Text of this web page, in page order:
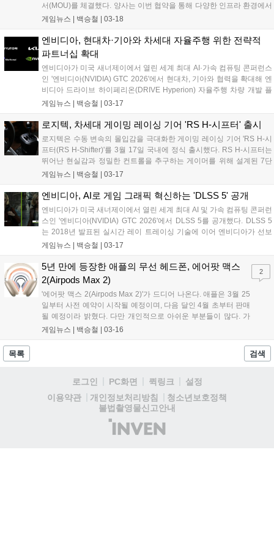
서(MOU)를 체결했다. 양사는 이번 협약을 통해 다양한 인프라 환경에서
AI 기술이 유기적으로 연결되는 생태계를 구축하고, 기술 유연성을 높여
바X'에 최적화된 고성능 GPU 연산 환경 구축을 위한 기술 협력을 강화
하고 이를 통해 AI 모델을 안정적으로 운영할 수 있는 인프라 기술을 공
동으로 고도화해 나간다는 계획이다....
게임뉴스 | 백승철 03-18
엔비디아, 현대차·기아와 차세대 자율주행 위한 전략적
파트너십 확대
엔비디아가 미국 새너제이에서 열린 세계 최대 AI·가속 컴퓨팅 콘퍼런스
인 '엔비디아(NVIDIA) GTC 2026'에서 현대차, 기아와 협력을 확대해 엔
비디아 드라이브 하이페리온(DRIVE Hyperion) 자율주행 차량 개발 플
랫폼을 기반으로 한 차세대 자율주행 기술 발전을 가속화한다고 밝혔다.
량(SDV) 역량, 글로벌 차량 플릿, 자율주행 개발 전문성과 엔비디아의
가속 컴퓨팅, AI 인프라, 자율주행 소프트웨어를 결합한다. 이를 통해 현
대차그룹 차량 플랫폼 전반에 걸쳐 확장 가능한 데이터 기반 자율주행
시스템 개발을 지원하는 것을 목표로 한다....
게임뉴스 | 백승철 03-17
로지텍, 차세대 게이밍 레이싱 기어 'RS H-시프터' 출시
로지텍은 수동 변속의 몰입감을 극대화한 게이밍 레이싱 기어 'RS H-시
프터(RS H-Shifter)'를 3월 17일 국내에 정식 출시했다. RS H-시프터는
뛰어난 현실감과 정밀한 컨트롤을 추구하는 게이머를 위해 설계된 7단
+후진 수동 시프터로, 실제 H-패턴 기어박스에 가까운 변속 감각을 구현
작감을 제공하며, 다양한 레이싱 장르에서 보다 몰입감 있는 주행을 지
원한다....
게임뉴스 | 백승철 03-17
엔비디아, AI로 게임 그래픽 혁신하는 'DLSS 5' 공개
엔비디아가 미국 새너제이에서 열린 세계 최대 AI 및 가속 컴퓨팅 콘퍼런
스인 '엔비디아(NVIDIA) GTC 2026'에서 DLSS 5를 공개했다. DLSS 5
는 2018년 발표된 실시간 레이 트레이싱 기술에 이어 엔비디아가 선보
이는 차세대 컴퓨터 그래픽 혁신이다. DLSS 5는 픽셀에 사실적인 조명
링과 현실 사이의 간극을 좁히며, 덕분에 게임 개발자들은 그동안 할리
우드(Hollywood) 시각 효과에서만 가능했던 새로운 수준의 사실적인 컴
퓨터 그래픽을 구현할 수 있다....
게임뉴스 | 백승철 03-17
5년 만에 등장한 애플의 무선 헤드폰, 에어팟 맥스
2(Airpods Max 2)
'에어팟 맥스 2(Airpods Max 2)'가 드디어 나온다. 애플은 3월 25
일부터 사전 예약이 시작될 예정이며, 다음 달인 4월 초부터 판매
될 예정이라 밝혔다. 다만 개인적으로 아쉬운 부분들이 많다. 가
격은 85만 원, 무게는 전작과 동일한 386.2g. 이전 제품에서 가장
품을 통해 가장 해소되길 바랐던 두 부분에 있어 만족스러워 보이
게임뉴스 | 백승철 03-16
2
목록 검색
로그인 PC화면 퀵링크
설정
이용약관
개인정보처리방침
청소년보호정책
불법촬영물신고안내
(주)
인